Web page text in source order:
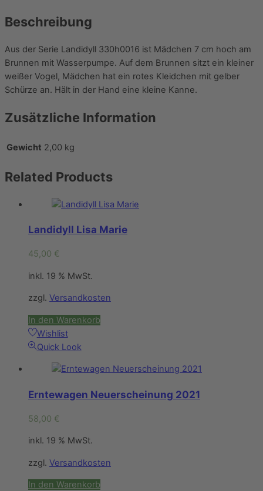
Beschreibung
Aus der Serie Landidyll 330h0016 ist Mädchen 7 cm hoch am
Brunnen mit Wasserpumpe. Auf dem Brunnen sitzt ein kleiner
weißer Vogel, Mädchen hat ein rotes Kleidchen mit gelber
Schürze an. Hält in der Hand eine kleine Kanne.
Zusätzliche Information
Gewicht 2,00 kg
Related Products
Landidyll Lisa Marie
45,00 €
inkl. 19 % MwSt.
zzgl. Versandkosten
In den Warenkorb
Wishlist
Quick Look
Erntewagen Neuerscheinung 2021
58,00 €
inkl. 19 % MwSt.
zzgl. Versandkosten
In den Warenkorb